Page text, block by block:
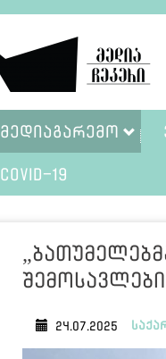
ᲛᲔᲓᲘᲐᲒᲐᲠᲔᲛᲝ
COVID-19
24.07.2025